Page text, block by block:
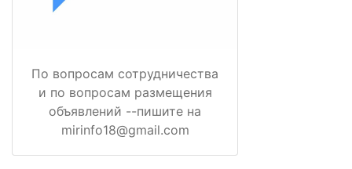
По вопросам сотрудничества
и по вопросам размещения
объявлений --пишите на
mirinfo18@gmail.com